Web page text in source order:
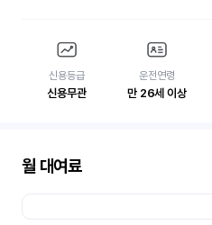
신용등급
신용무관
운전연령
만 26세 이상
월 대여료